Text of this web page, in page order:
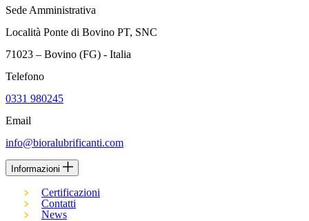
Sede Amministrativa
Località Ponte di Bovino PT, SNC
71023 – Bovino (FG) - Italia
Telefono
0331 980245
Email
info@bioralubrificanti.com
Informazioni
Certificazioni
Contatti
News